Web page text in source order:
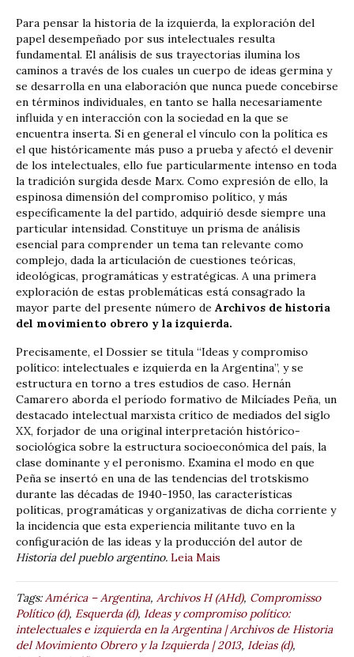
Para pensar la historia de la izquierda, la exploración del
papel desempeñado por sus intelectuales resulta
fundamental. El análisis de sus trayectorias ilumina los
caminos a través de los cuales un cuerpo de ideas germina y
se desarrolla en una elaboración que nunca puede concebirse
en términos individuales, en tanto se halla necesariamente
influida y en interacción con la sociedad en la que se
encuentra inserta. Si en general el vínculo con la política es
el que históricamente más puso a prueba y afectó el devenir
de los intelectuales, ello fue particularmente intenso en toda
la tradición surgida desde Marx. Como expresión de ello, la
espinosa dimensión del compromiso político, y más
específicamente la del partido, adquirió desde siempre una
particular intensidad. Constituye un prisma de análisis
esencial para comprender un tema tan relevante como
complejo, dada la articulación de cuestiones teóricas,
ideológicas, programáticas y estratégicas. A una primera
exploración de estas problemáticas está consagrado la
mayor parte del presente número de Archivos de historia
del movimiento obrero y la izquierda.
Precisamente, el Dossier se titula “Ideas y compromiso
político: intelectuales e izquierda en la Argentina”, y se
estructura en torno a tres estudios de caso. Hernán
Camarero aborda el período formativo de Milcíades Peña, un
destacado intelectual marxista crítico de mediados del siglo
XX, forjador de una original interpretación histórico-
sociológica sobre la estructura socioeconómica del país, la
clase dominante y el peronismo. Examina el modo en que
Peña se insertó en una de las tendencias del trotskismo
durante las décadas de 1940-1950, las características
políticas, programáticas y organizativas de dicha corriente y
la incidencia que esta experiencia militante tuvo en la
configuración de las ideas y la producción del autor de
Historia del pueblo argentino. Leia Mais
Tags:América – Argentina, Archivos H (AHd), Compromisso
Político (d), Esquerda (d), Ideas y compromiso político:
intelectuales e izquierda en la Argentina | Archivos de Historia
del Movimiento Obrero y la Izquierda | 2013, Ideias (d),